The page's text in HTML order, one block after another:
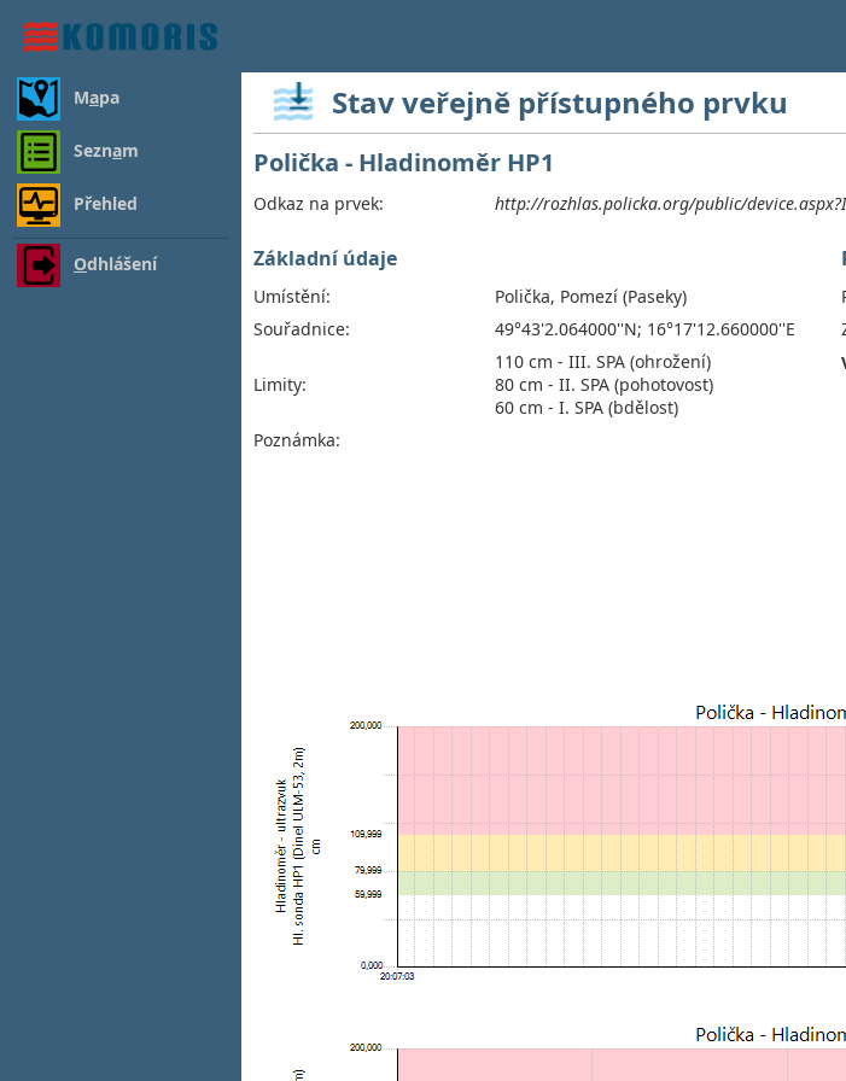
Stav veřejně přístupného prvku
Mapa
Seznam
Přehled
Odhlášení
Polička - Hladinoměr HP1
Odkaz na prvek: http://rozhlas.policka.org/public/
Základní údaje
Umístění:
Polička, Pomezí (Paseky)
Souřadnice:
49°43'2.064000''N; 16°17'12.660000''E
Limity:
110 cm - III. SPA (ohrožení)
80 cm - II. SPA (pohotovost)
60 cm - I. SPA (bdělost)
Poznámka: